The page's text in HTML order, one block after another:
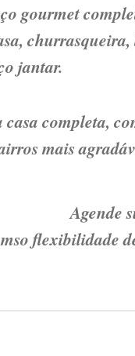
gourmet
jantar.
casa completa,
mais
Agende
flexibilidade